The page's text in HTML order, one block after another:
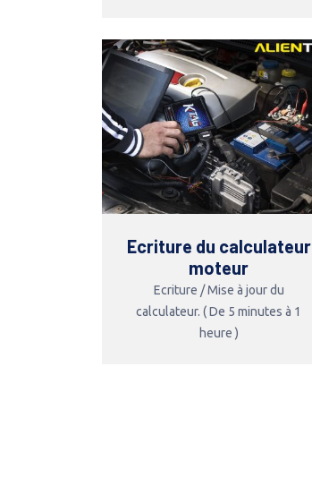
Ecriture du calculateur
moteur
Ecriture / Mise à jour du
calculateur. ( De 5 minutes à 1
heure )